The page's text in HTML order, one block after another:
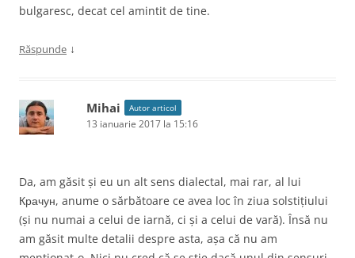
bulgaresc, decat cel amintit de tine.
Răspunde ↓
Mihai Autor articol
13 ianuarie 2017 la 15:16
Da, am găsit și eu un alt sens dialectal, mai rar, al lui
Крачун, anume o sărbătoare ce avea loc în ziua solstițiului
(și nu numai a celui de iarnă, ci și a celui de vară). Însă nu
am găsit multe detalii despre asta, așa că nu am